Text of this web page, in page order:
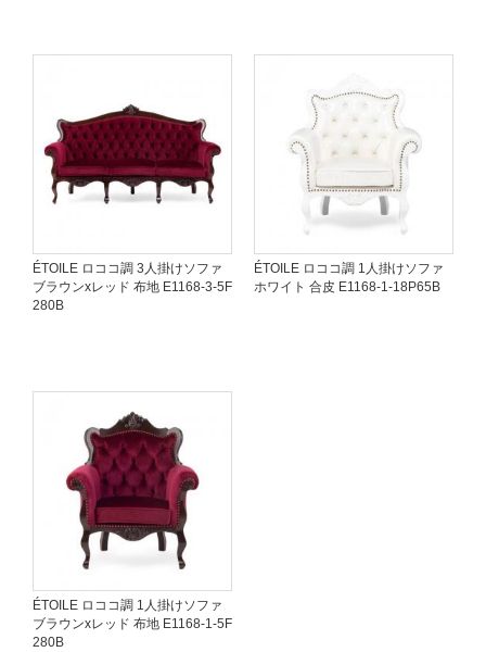
ÉTOILE ロココ調 3人掛けソファ
ブラウンxレッド 布地 E1168-3-5F
280B
ÉTOILE ロココ調 1人掛けソファ
ホワイト 合皮 E1168-1-18P65B
ÉTOILE ロココ調 1人掛けソファ
ブラウンxレッド 布地 E1168-1-5F
280B